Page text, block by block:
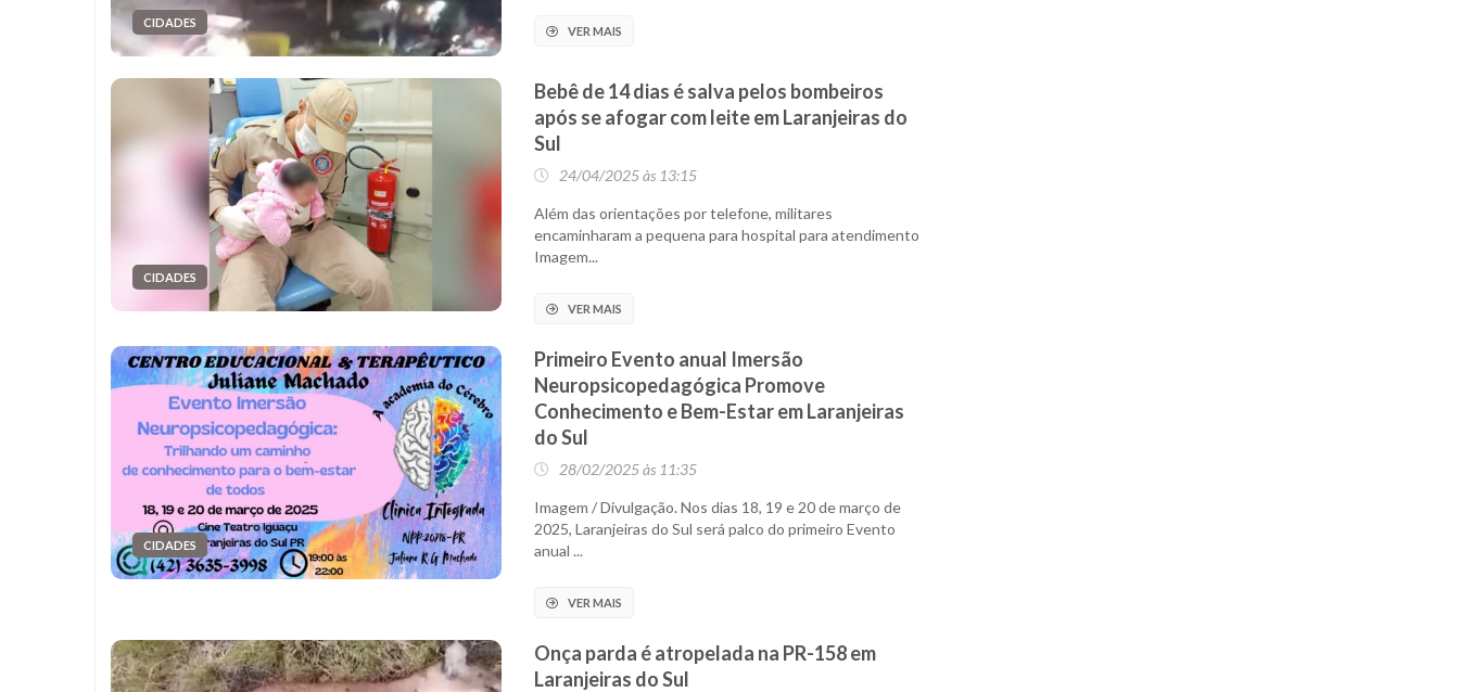
CIDADES
VER MAIS
CIDADES
Bebê de 14 dias é salva pelos bombeiros
após se afogar com leite em Laranjeiras do
Sul
24/04/2025 às 13:15
Além das orientações por telefone, militares
encaminharam a pequena para hospital para atendimento
Imagem...
VER MAIS
CIDADES
Primeiro Evento anual Imersão
Neuropsicopedagógica Promove
Conhecimento e Bem-Estar em Laranjeiras
do Sul
28/02/2025 às 11:35
Imagem / Divulgação. Nos dias 18, 19 e 20 de março de
2025, Laranjeiras do Sul será palco do primeiro Evento
anual ...
VER MAIS
Onça parda é atropelada na PR-158 em
Laranjeiras do Sul